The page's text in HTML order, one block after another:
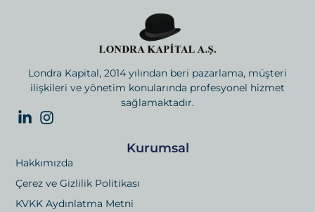
Londra Kapital, 2014 yılından beri pazarlama, müşteri
ilişkileri ve yönetim konularında profesyonel hizmet
sağlamaktadır.
Kurumsal
Hakkımızda
Çerez ve Gizlilik Politikası
KVKK Aydınlatma Metni